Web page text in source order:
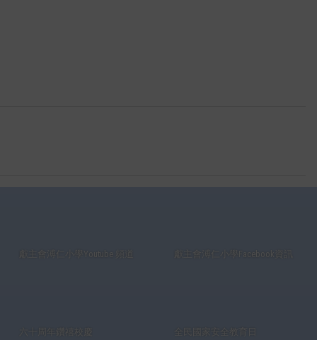
獻主會溥仁小學Youtube 頻道 獻主會溥仁小學Facebook資訊
六十周年鑽禧校慶 全民國家安全教育⽇